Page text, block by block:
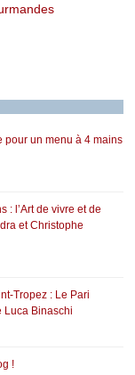
pour un menu à 4 mains
: l’Art de vivre et de
et Christophe
Tropez : Le Pari
Luca Binaschi
!